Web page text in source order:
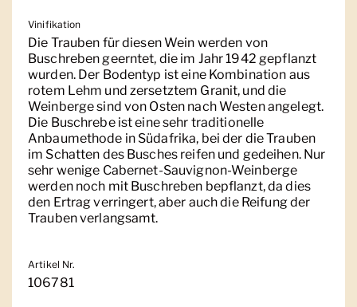
Vinifikation
Die Trauben für diesen Wein werden von
Buschreben geerntet, die im Jahr 1942 gepflanzt
wurden. Der Bodentyp ist eine Kombination aus
rotem Lehm und zersetztem Granit, und die
Weinberge sind von Osten nach Westen angelegt.
Die Buschrebe ist eine sehr traditionelle
Anbaumethode in Südafrika, bei der die Trauben
im Schatten des Busches reifen und gedeihen. Nur
sehr wenige Cabernet-Sauvignon-Weinberge
werden noch mit Buschreben bepflanzt, da dies
den Ertrag verringert, aber auch die Reifung der
Trauben verlangsamt.
Artikel Nr.
106781